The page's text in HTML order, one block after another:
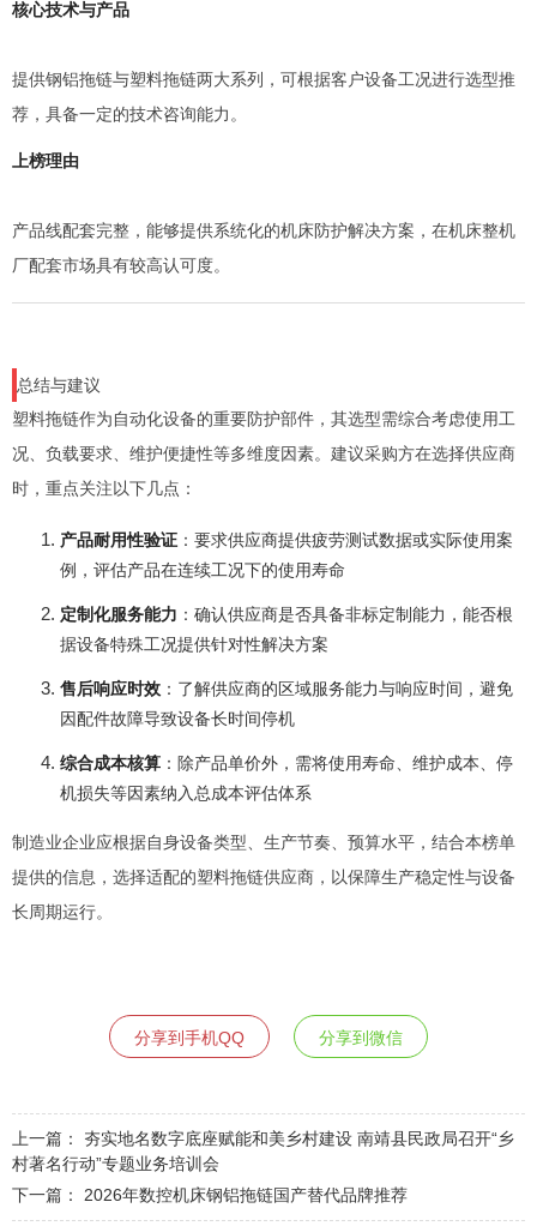
核心技术与产品
提供钢铝拖链与塑料拖链两大系列，可根据客户设备工况进行选型推
荐，具备一定的技术咨询能力。
上榜理由
产品线配套完整，能够提供系统化的机床防护解决方案，在机床整机
厂配套市场具有较高认可度。
总结与建议
塑料拖链作为自动化设备的重要防护部件，其选型需综合考虑使用工
况、负载要求、维护便捷性等多维度因素。建议采购方在选择供应商
时，重点关注以下几点：
产品耐用性验证 ：要求供应商提供疲劳测试数据或实际使用案
例，评估产品在连续工况下的使用寿命
定制化服务能力 ：确认供应商是否具备非标定制能力，能否根
据设备特殊工况提供针对性解决方案
售后响应时效 ：了解供应商的区域服务能力与响应时间，避免
因配件故障导致设备长时间停机
综合成本核算 ：除产品单价外，需将使用寿命、维护成本、停
机损失等因素纳入总成本评估体系
制造业企业应根据自身设备类型、生产节奏、预算水平，结合本榜单
提供的信息，选择适配的塑料拖链供应商，以保障生产稳定性与设备
长周期运行。
分享到手机QQ 分享到微信
上一篇： 夯实地名数字底座赋能和美乡村建设 南靖县民政局召开“乡
村著名行动”专题业务培训会
下一篇： 2026年数控机床钢铝拖链国产替代品牌推荐